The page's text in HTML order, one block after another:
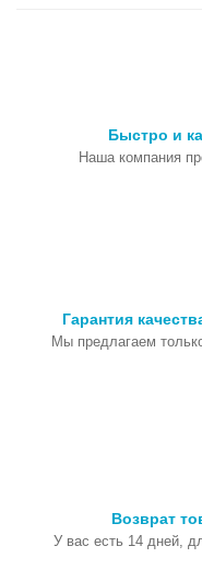
Быстро и
Наша компания
Гарантия
Мы предлагаем
Возврат
У вас есть 14 дней,